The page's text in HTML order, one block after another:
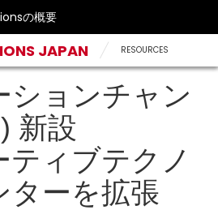
の概要
JAPAN RESOURCES
ションチャン
新設
ティブテクノ
ターを拡張